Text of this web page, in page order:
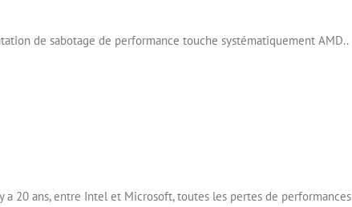
de sabotage de performance touche systématiquement AMD..
a 20 ans, entre Intel et Microsoft, toutes les pertes de performances